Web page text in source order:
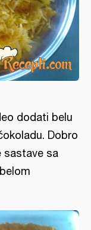
dodati belu
Dobro
sastave sa